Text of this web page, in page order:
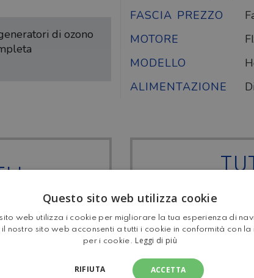
di ozono
FASCIA PREZZO
MOTORE
MODELLO
ALIMENTAZIONE
I
Questo sito web utilizza cookie
web utilizza i cookie per migliorare la tua esperienza di
nostro sito web acconsenti a tutti i cookie in conformità con
per i cookie. Leggi di più
ACCETTA
RIFIUTA